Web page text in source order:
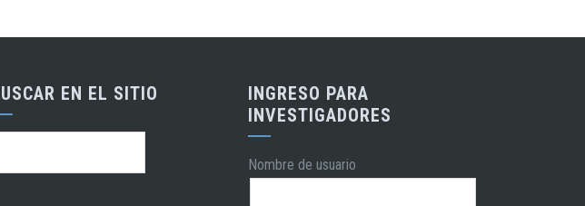
EN EL SITIO
INGRESO PARA
INVESTIGADORES
Nombre de usuario